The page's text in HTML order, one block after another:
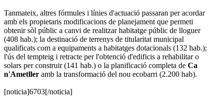
Tanmateix, altres fórmules i línies d'actuació passaran per acordar
amb els propietaris modificacions de planejament que permeti
obtenir sòl públic a canvi de realitzar habitatge públic de lloguer
(408 hab.); la destinació de terrenys de titularitat municipal
qualificats com a equipaments a habitatges dotacionals (132 hab.);
l'ús del tempteig i retracte per l'obtenció d'edificis a rehabilitar o
solars per construir (141 hab.) o la planificació completa de Ca
n'Ametller amb la transformació del nou ecobarri (2.200 hab).
[noticia]6703[/noticia]